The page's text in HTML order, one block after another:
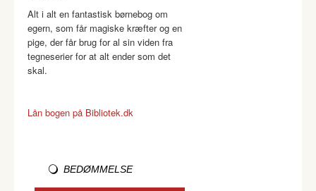
Alt i alt en fantastisk børnebog om
egern, som får magiske kræfter og en
pige, der får brug for al sin viden fra
tegneserier for at alt ender som det
skal.
Lån bogen på Bibliotek.dk
BEDØMMELSE